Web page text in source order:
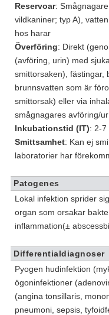
Reservoar:
vildkaniner; typ A),
hos harar
Överföring: Direkt
(avföring, urin) med
smittorsaken), fästingar,
brunnsvatten som är
smittorsak) eller via
smågnagares avföring/
Inkubationstid (IT): 2-7
Smittsamhet: Kan ej
laboratorier har
Patogenes
Lokal infektion sprider
organ som orsakar
inflammation(±
Differentialdiagnoser
Pyogen hudinfektion
ögoninfektioner
(angina tonsillaris,
pneumoni, sepsis,